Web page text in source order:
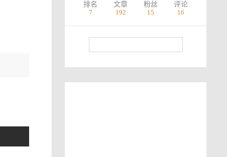
排名
7
文章
192
粉丝
15
评论
16